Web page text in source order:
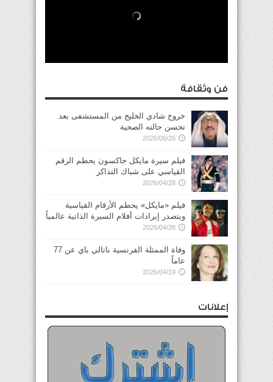
فن وثقافة
خروج شادي الخليج من المستشفى بعد
تحسن حالته الصحية
2026/06/26
فيلم سيرة مايكل جاكسون يحطم الرقم
القياسي على شباك التذاكر
2026/04/28
فيلم «مايكل» يحطم الأرقام القياسية
ويتصدر إيرادات أفلام السيرة الذاتية عالمياً
2026/04/28
وفاة الممثلة الفرنسية ناتالي باي عن 77
عاماً
2026/04/19
إعلانات